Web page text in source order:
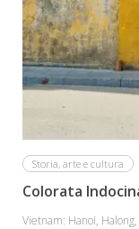
Storia, arte e cultura
Colorata
Vietnam: Hanoi,